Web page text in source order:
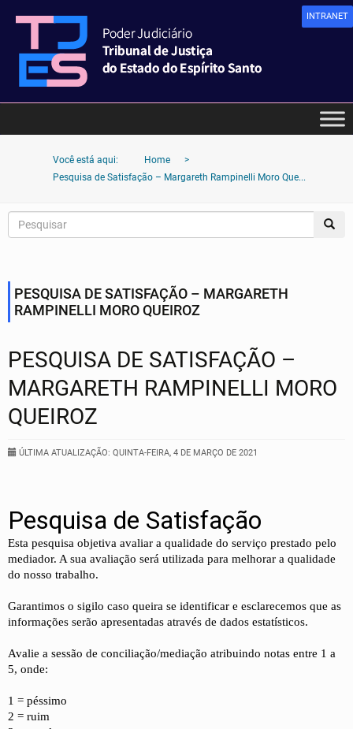
INTRANET
Você está aqui: Home
>
Pesquisa de Satisfação – Margareth Rampinelli Moro Que...
PESQUISA DE SATISFAÇÃO – MARGARETH
RAMPINELLI MORO QUEIROZ
PESQUISA DE SATISFAÇÃO –
MARGARETH RAMPINELLI MORO
QUEIROZ
ÚLTIMA ATUALIZAÇÃO: QUINTA-FEIRA, 4 DE MARÇO DE 2021